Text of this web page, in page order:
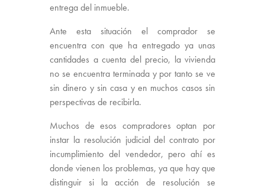
entrega del inmueble.
Ante esta situación el comprador se
encuentra con que ha entregado ya unas
cantidades a cuenta del precio, la vivienda
no se encuentra terminada y por tanto se ve
sin dinero y sin casa y en muchos casos sin
perspectivas de recibirla.
Muchos de esos compradores optan por
instar la resolución judicial del contrato por
incumplimiento del vendedor, pero ahí es
donde vienen los problemas, ya que hay que
distinguir si la acción de resolución se